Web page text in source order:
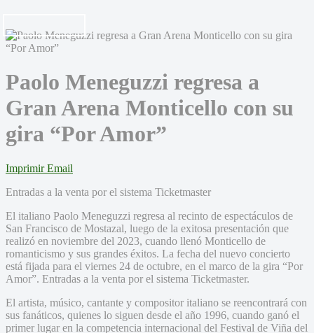
Paolo Meneguzzi regresa a
Gran Arena Monticello con su
gira “Por Amor”
Imprimir Email
Entradas a la venta por el sistema Ticketmaster
El italiano Paolo Meneguzzi regresa al recinto de espectáculos de
San Francisco de Mostazal, luego de la exitosa presentación que
realizó en noviembre del 2023, cuando llenó Monticello de
romanticismo y sus grandes éxitos. La fecha del nuevo concierto
está fijada para el viernes 24 de octubre, en el marco de la gira “Por
Amor”. Entradas a la venta por el sistema Ticketmaster.
El artista, músico, cantante y compositor italiano se reencontrará con
sus fanáticos, quienes lo siguen desde el año 1996, cuando ganó el
primer lugar en la competencia internacional del Festival de Viña del